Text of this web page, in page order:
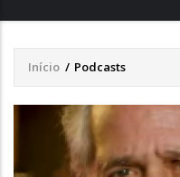
Trilha
de
navegação
Início / Podcasts